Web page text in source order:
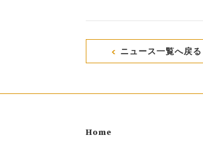
ニュース一覧へ戻る
Home